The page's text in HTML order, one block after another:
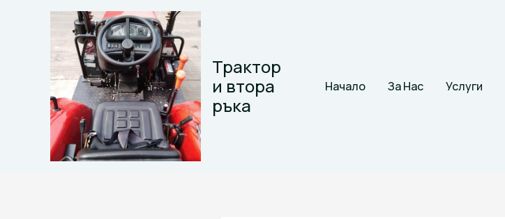
Трактор
и втора
ръка
Начало За Нас Услуги